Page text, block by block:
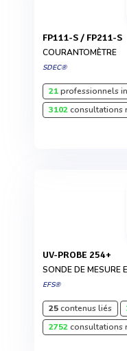
FP111-S / FP211-S
COURANTOMÈTRE
SDEC®
21professionnels
3102consultations
UV-PROBE 254+
SONDE DE MESURE
EFS®
25contenus liés
2752consultations